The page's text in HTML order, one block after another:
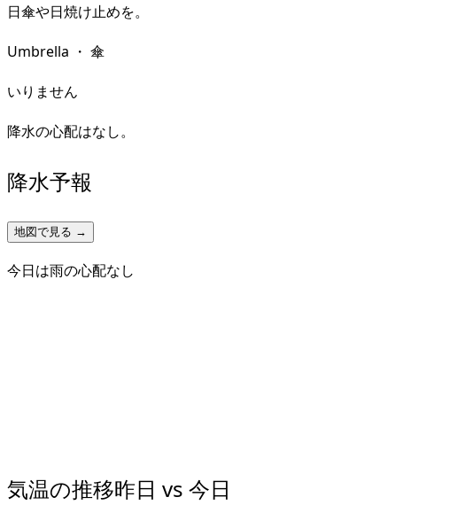
日傘や日焼け止めを。
Umbrella ・ 傘
いりません
降水の心配はなし。
降水予報
地図で見る →
今日は雨の心配なし
気温の推移昨日 vs 今日